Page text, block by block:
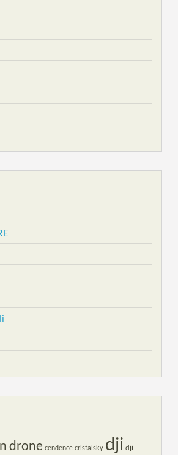
drone cendence cristalsky dji dji